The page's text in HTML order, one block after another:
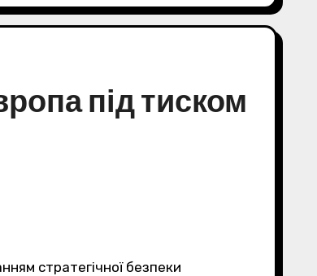
під тиском
стратегічної безпеки